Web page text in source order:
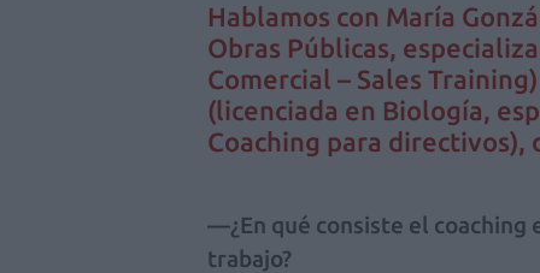
Hablamos con María
Obras Públicas,
Comercial – Sales
(licenciada en Biología,
Coaching para directivos),
—¿En qué consiste el coaching
trabajo?